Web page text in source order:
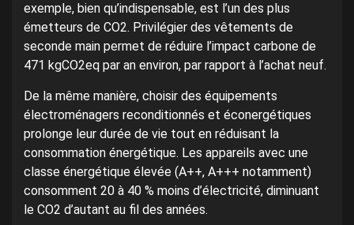
exemple, bien qu’indispensable, est l’un des plus
émetteurs de CO2. Privilégier des vêtements de
seconde main permet de réduire l’impact carbone de
471 kgCO2eq par an environ, par rapport à l’achat neuf.
De la même manière, choisir des équipements
électroménagers reconditionnés et éconergétiques
prolonge leur durée de vie tout en réduisant la
consommation énergétique. Les appareils avec une
classe énergétique élevée (A++, A+++ notamment)
consomment 20 à 40 % moins d’électricité, diminuant
le CO2 d’autant au fil des années.